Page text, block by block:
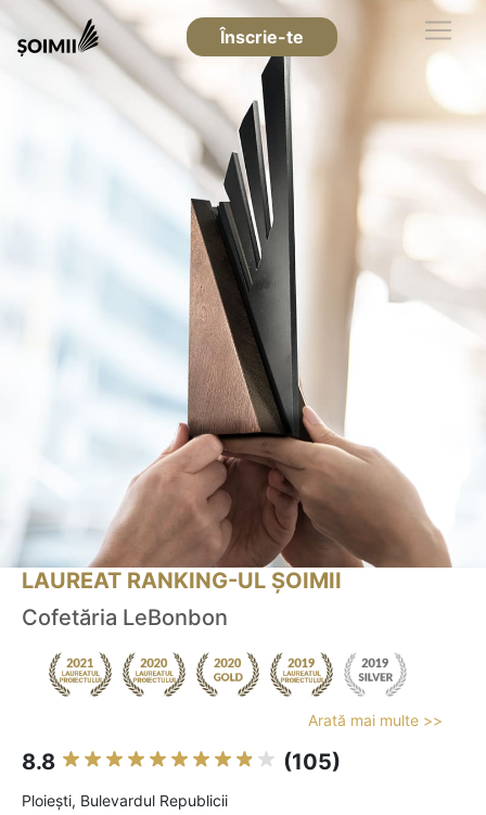
Înscrie-te
LAUREAT RANKING-UL ȘOIMII
Cofetăria LeBonbon
Arată mai multe >>
8.8 (105)
Ploieşti, Bulevardul Republicii